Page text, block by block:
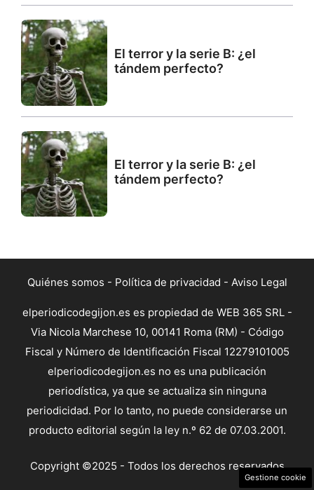
El terror y la serie B: ¿el
tándem perfecto?
El terror y la serie B: ¿el
tándem perfecto?
Quiénes somos - Política de privacidad - Aviso Legal
elperiodicodegijon.es es propiedad de WEB 365 SRL -
Via Nicola Marchese 10, 00141 Roma (RM) - Código
Fiscal y Número de Identificación Fiscal 12279101005
elperiodicodegijon.es no es una publicación
periodística, ya que se actualiza sin ninguna
periodicidad. Por lo tanto, no puede considerarse un
producto editorial según la ley n.º 62 de 07.03.2001.
Copyright ©2025 - Todos los derechos reservados
Gestione cookie